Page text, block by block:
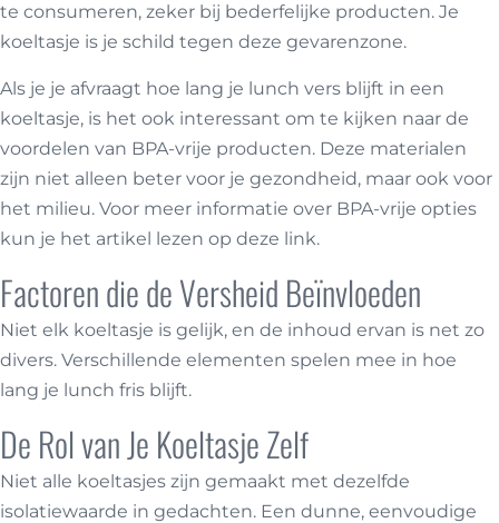
te consumeren, zeker bij bederfelijke producten. Je
koeltasje is je schild tegen deze gevarenzone.
Als je je afvraagt hoe lang je lunch vers blijft in een
koeltasje, is het ook interessant om te kijken naar de
voordelen van BPA-vrije producten. Deze materialen
zijn niet alleen beter voor je gezondheid, maar ook voor
het milieu. Voor meer informatie over BPA-vrije opties
kun je het artikel lezen op deze link.
Factoren die de Versheid Beïnvloeden
Niet elk koeltasje is gelijk, en de inhoud ervan is net zo
divers. Verschillende elementen spelen mee in hoe
lang je lunch fris blijft.
De Rol van Je Koeltasje Zelf
Niet alle koeltasjes zijn gemaakt met dezelfde
isolatiewaarde in gedachten. Een dunne, eenvoudige